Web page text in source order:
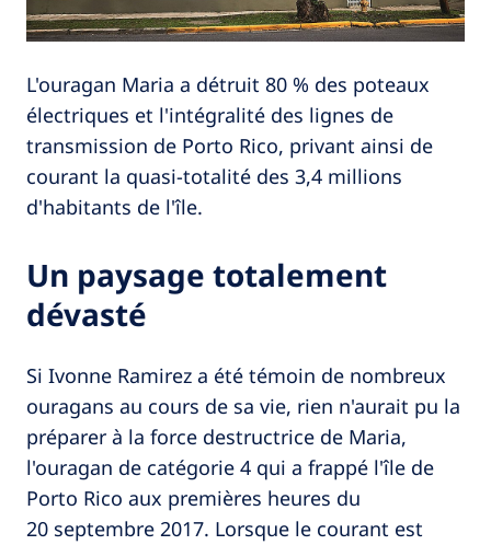
L'ouragan Maria a détruit 80 % des poteaux
électriques et l'intégralité des lignes de
transmission de Porto Rico, privant ainsi de
courant la quasi-totalité des 3,4 millions
d'habitants de l'île.
Un paysage totalement
dévasté
Si Ivonne Ramirez a été témoin de nombreux
ouragans au cours de sa vie, rien n'aurait pu la
préparer à la force destructrice de Maria,
l'ouragan de catégorie 4 qui a frappé l'île de
Porto Rico aux premières heures du
20 septembre 2017. Lorsque le courant est